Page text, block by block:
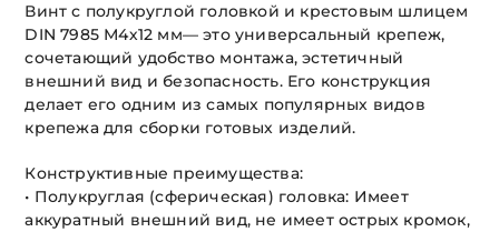
Винт с полукруглой головкой и крестовым шлицем
DIN 7985 М4х12 мм— это универсальный крепеж,
сочетающий удобство монтажа, эстетичный
внешний вид и безопасность. Его конструкция
делает его одним из самых популярных видов
крепежа для сборки готовых изделий.
Конструктивные преимущества:
• Полукруглая (сферическая) головка: Имеет
аккуратный внешний вид, не имеет острых кромок,